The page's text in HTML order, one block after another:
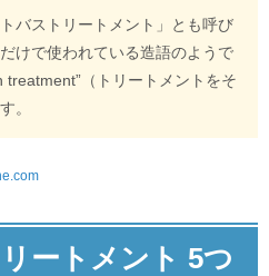
バストリートメント」とも呼び
けで使われている造語のようで
（トリートメントをそ
。
ートメント 5つ